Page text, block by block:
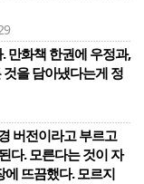
만화책 한권에 우정과,
을 담아냈다는게 정
버전이라고 부르고
다. 모른다는 것이 자
뜨끔했다. 모르지